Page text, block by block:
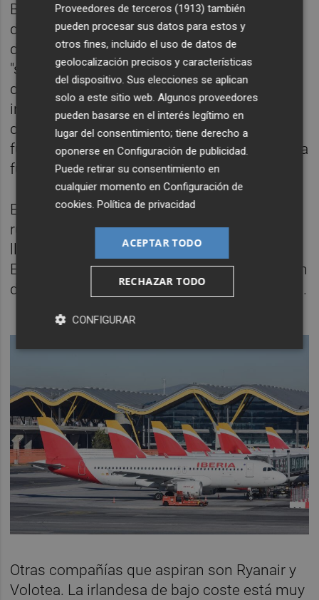
British Airways, Vueling, Aer Lingus y Level-
destaca que los compromisos para
deshacerse de rutas son ahora
"sustancialmente mejores" y defiende que
diversas compañías han mostrado "mucho
interés" en adjudicarse posibles
desinversiones, según explicaron a EFE
fuentes de la compañía cuando notificaron la
fusión.
Entre los interesados en hacerse con esas
rutas está Binter Canarias, que pretende
llegar a un 20 % de la cuota que tiene Air
Europa en los vuelos Madrid-Canarias, según
dijo esta semana su presidente a Cinco Días.
Otras compañías que aspiran son Ryanair y
Volotea. La irlandesa de bajo coste está muy
Proveedores de terceros (1913) también
pueden procesar sus datos para estos y
otros fines, incluido el uso de datos de
geolocalización precisos y características
del dispositivo. Sus elecciones se aplican
solo a este sitio web. Algunos proveedores
pueden basarse en el interés legítimo en
lugar del consentimiento; tiene derecho a
oponerse enConfiguración de publicidad
Puede retirar su consentimiento en
cualquier momento enConfiguración de
cookies .Política de privacidad
ACEPTAR TODO
RECHAZAR TODO
CONFIGURAR